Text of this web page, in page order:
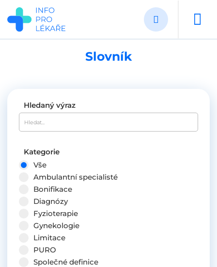
Přejít
hlavnímu
obsahu
Slovník
Hledaný výraz
Kategorie
Vše
Ambulantní specialisté
Bonifikace
Diagnózy
Fyzioterapie
Gynekologie
Limitace
PURO
Společné definice